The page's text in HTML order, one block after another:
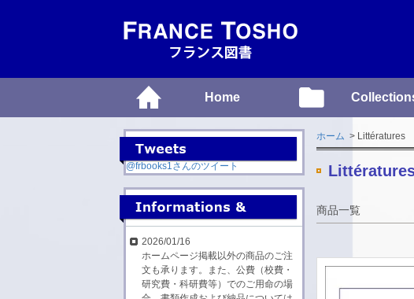
Home
ホーム > Littératures
商品一覧
@frbooks1さんのツイート
2026/01/16
ホームページ掲載以外の商品のご注
文も承ります。また、公費（校費・
研究費・科研費等）でのご用命の場